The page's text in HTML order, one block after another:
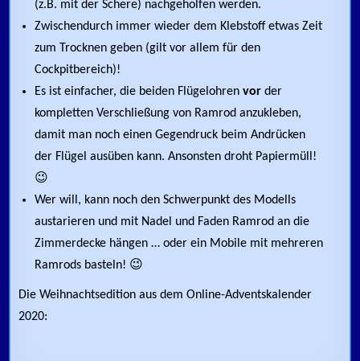
(z.B. mit der Schere) nachgeholfen werden.
Zwischendurch immer wieder dem Klebstoff etwas Zeit
zum Trocknen geben (gilt vor allem für den
Cockpitbereich)!
Es ist einfacher, die beiden Flügelohrenvor der
kompletten Verschließung von Ramrod anzukleben,
damit man noch einen Gegendruck beim Andrücken
der Flügel ausüben kann. Ansonsten droht Papiermüll!
😉
Wer will, kann noch den Schwerpunkt des Modells
austarieren und mit Nadel und Faden Ramrod an die
Zimmerdecke hängen … oder ein Mobile mit mehreren
Ramrods basteln! 😉
Die Weihnachtsedition aus dem Online-Adventskalender
2020: